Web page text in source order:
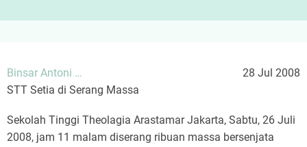
Binsar Antoni …
28 Jul 2008
STT Setia di Serang Massa
Sekolah Tinggi Theolagia Arastamar Jakarta, Sabtu, 26 Juli
2008, jam 11 malam diserang ribuan massa bersenjata